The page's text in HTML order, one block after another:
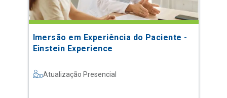
Imersão em Experiência do Paciente -
Einstein Experience
Atualização Presencial